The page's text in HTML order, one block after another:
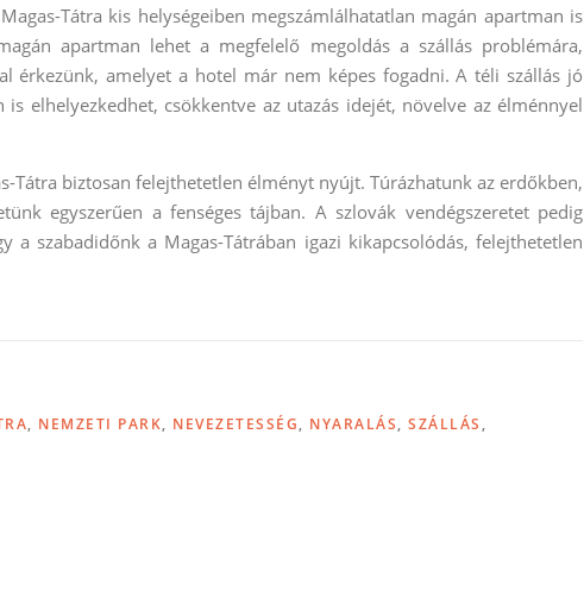
Tátra kis helységeiben megszámlálhatatlan magán apartman is
apartman lehet a megfelelő megoldás a szállás problémára,
érkezünk, amelyet a hotel már nem képes fogadni. A téli szállás jó
elhelyezkedhet, csökkentve az utazás idejét, növelve az élménnyel
Tátra biztosan felejthetetlen élményt nyújt. Túrázhatunk az erdőkben,
egyszerűen a fenséges tájban. A szlovák vendégszeretet pedig
a szabadidőnk a Magas-Tátrában igazi kikapcsolódás, felejthetetlen
, NEMZETI PARK, NEVEZETESSÉG, NYARALÁS, SZÁLLÁS ,